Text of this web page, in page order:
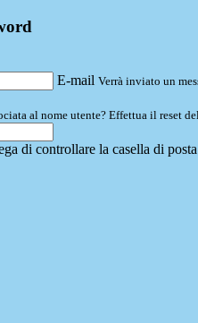
E-mail Verrà inviato un
al nome utente? Effettua il reset
di controllare la casella di